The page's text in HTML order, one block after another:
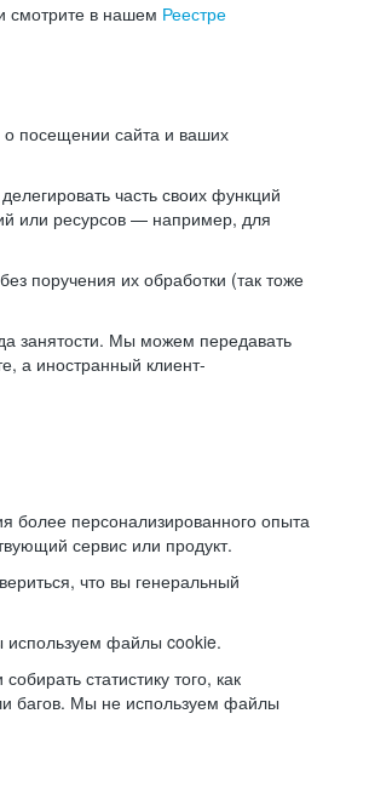
смотрите в нашем Реестре
о посещении сайта и ваших
часть своих функций
или ресурсов — например, для
поручения их обработки (так тоже
занятости. Мы можем передавать
а иностранный клиент-
более персонализированного опыта
сервис или продукт.
что вы генеральный
файлы cookie.
статистику того, как
багов. Мы не используем файлы